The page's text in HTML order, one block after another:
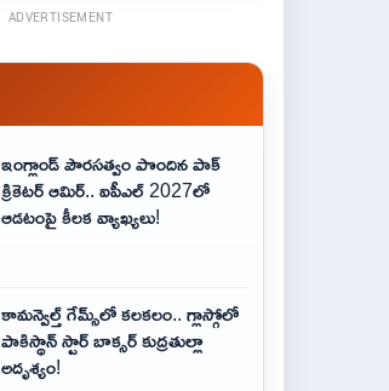
ADVERTISEMENT
ఇంగ్లాండ్ పౌరసత్వం పొందిన పాక్
క్రికెటర్ ఆమిర్.. ఐపీఎల్ 2027లో
ఆడటంపై కీలక వ్యాఖ్యలు!
కామన్వెల్త్ గేమ్స్‌లో కలకలం.. గ్లాస్గోలో
పాకిస్థాన్ స్టార్ బాక్సర్ కుద్రతుల్లా
అదృశ్యం!